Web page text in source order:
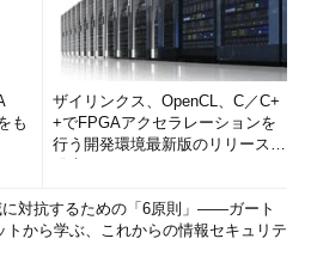
も
ザイリンクス、OpenCL、C／C+
+でFPGAアクセラレーションを
行う開発環境最新版のリリースを
に対抗するための「6原則」――ガート
トから学ぶ、これからの情報セキュリテ